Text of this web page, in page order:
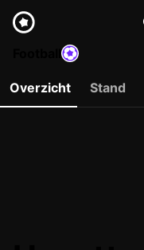
Overzicht Stand